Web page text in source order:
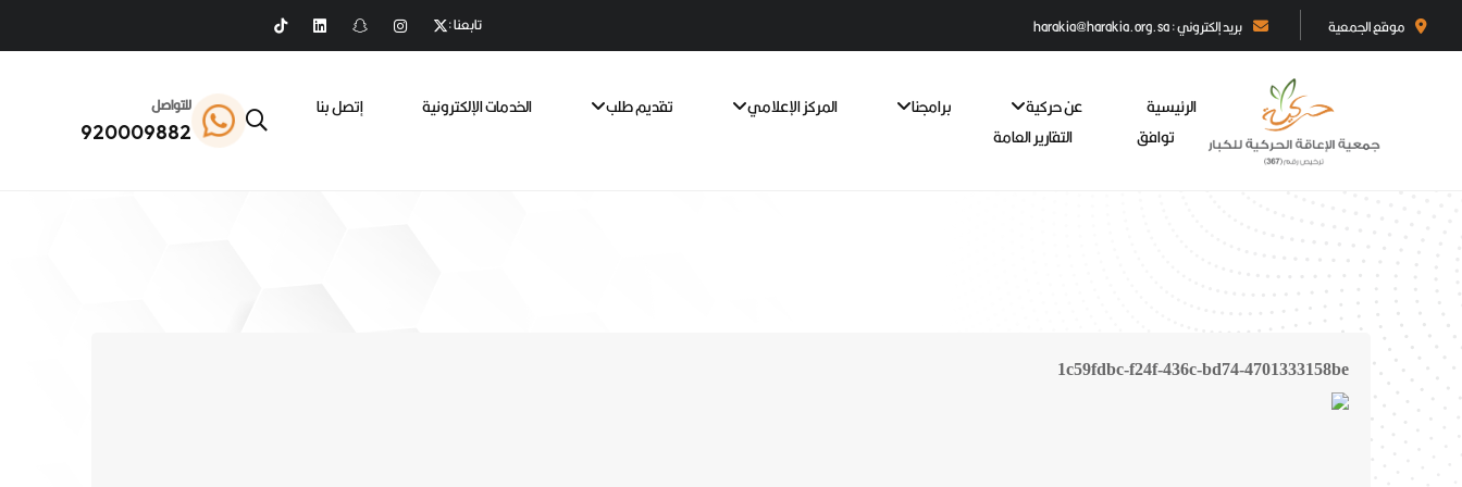
موقع الجمعية بريد إلكتروني : harakia@harakia.org.sa تابعنا :
الرئيسية عن حركية برامجنا المركز الإعلامي تقديم طلب الخدمات الإلكترونية
إتصل بنا
توافق
التقارير العامة
للتواصل
920009882
1c59fdbc-f24f-436c-bd74-4701333158be